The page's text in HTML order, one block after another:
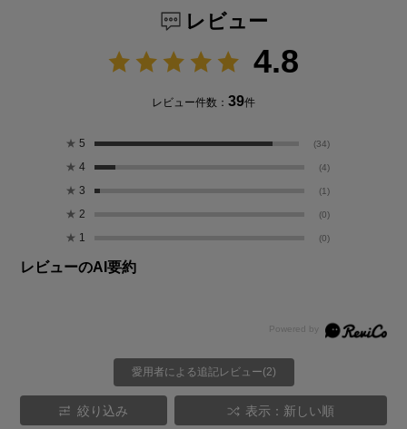
レビュー
4.8
レビュー件数： 39件
★ 5 (34)
★ 4 (4)
★ 3 (1)
★ 2 (0)
★ 1 (0)
レビューのAI要約
愛用者による追記レビュー(2)
絞り込み 表示：新しい順